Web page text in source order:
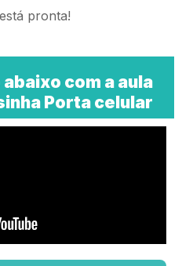
pronta!
com a aula
Porta celular